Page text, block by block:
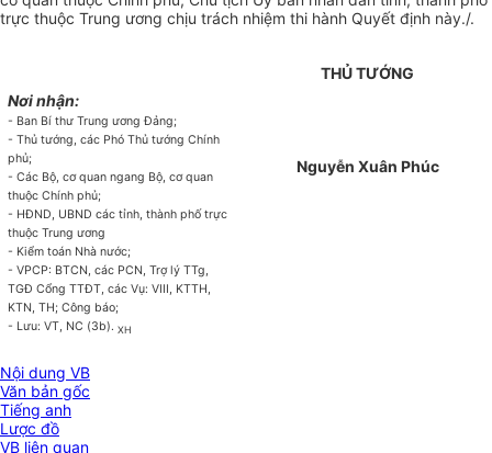
trực thuộc Trung ương chịu trách nhiệm thi hành Quyết định này./.
Nơi nhận:
- Ban Bí thư Trung ương Đảng;
- Thủ tướng, các Phó Thủ tướng Chính
phủ;
- Các Bộ, cơ quan ngang Bộ, cơ quan
thuộc Chính phủ;
- HĐND, UBND các tỉnh,thành phố trực
thuộc Trungương
- Kiểm toán Nhà nước;
- VPCP: BTCN, các PCN, Trợ lý TTg,
TGĐCổng TTĐT, các Vụ: VIII, KTTH,
KTN, TH; Công báo;
- Lưu: VT, NC (3b).XH
THỦ TƯỚNG
Nguyễn Xuân Phúc
Nội dung VB
Văn bản gốc
Tiếng anh
Lược đồ
VB liên quan